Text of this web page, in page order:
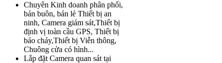
Chuyên Kinh doanh phân phối,
bán buôn, bán lẻ Thiết bị an
ninh, Camera giám sát,Thiết bị
định vị toàn cầu GPS, Thiết bị
báo cháy,Thiết bị Viễn thông,
Chuông cửa có hình...
Lắp đặt Camera quan sát tại